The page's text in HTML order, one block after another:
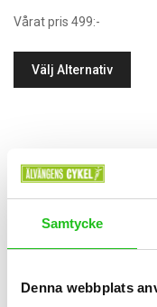
Samtycke
Denna webbplats
Vårat pris 499:-
Välj Alternativ